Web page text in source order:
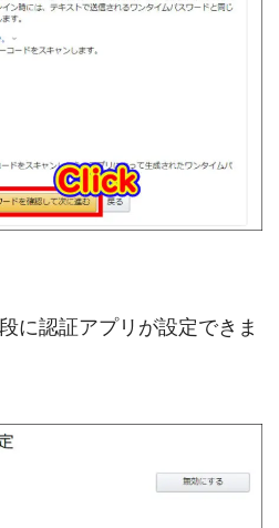
に認証アプリが設定できま